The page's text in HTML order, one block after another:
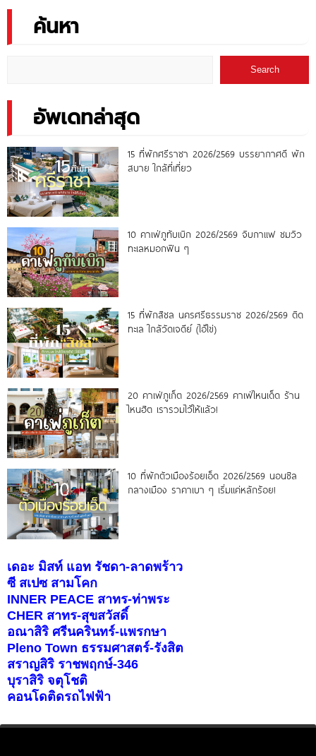
ค้นหา
Search
อัพเดทล่าสุด
15 ที่พักศรีราชา 2026/2569 บรรยากาศดี พัก
สบาย ใกล้ที่เที่ยว
10 คาเฟ่ภูทับเบิก 2026/2569 จิบกาแฟ ชมวิว
ทะเลหมอกฟิน ๆ
15 ที่พักสิชล นครศรีธรรมราช 2026/2569 ติด
ทะเล ใกล้วัดเจดีย์ (ไอ้ไข่)
20 คาเฟ่ภูเก็ต 2026/2569 คาเฟ่ไหนเด็ด ร้าน
ไหนฮิต เรารวมไว้ให้แล้ว!
10 ที่พักตัวเมืองร้อยเอ็ด 2026/2569 นอนชิล
กลางเมือง ราคาเบา ๆ เริ่มแค่หลักร้อย!
เดอะ มิสท์ แอท รัชดา-ลาดพร้าว
ซี สเปซ สามโคก
INNER PEACE สาทร-ท่าพระ
CHER สาทร-สุขสวัสดิ์
อณาสิริ ศรีนครินทร์-แพรกษา
Pleno Town ธรรมศาสตร์-รังสิต
สราญสิริ ราชพฤกษ์-346
บุราสิริ จตุโชติ
คอนโดติดรถไฟฟ้า